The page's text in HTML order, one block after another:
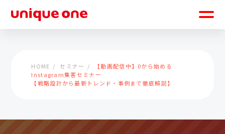
HOME セミナー
【動画配信中】0から始める
Instagram集客セミナー
【戦略設計から最新トレンド・事例まで徹底解説】